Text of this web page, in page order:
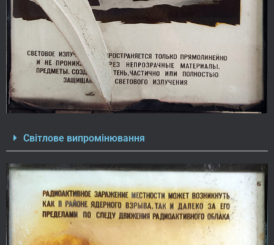
Світлове випромінювання